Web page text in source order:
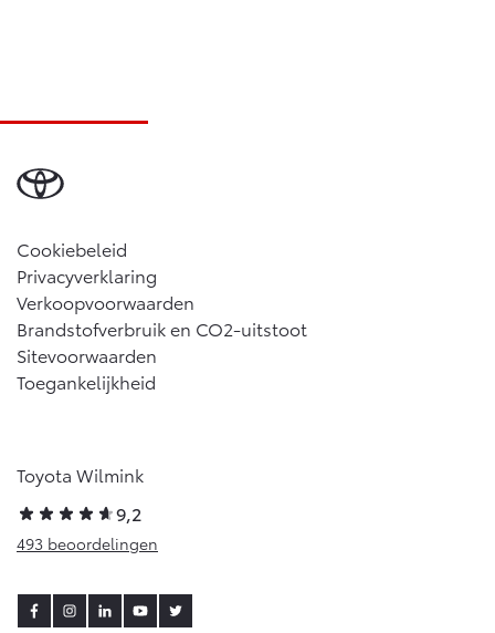
Cookiebeleid
Privacyverklaring
Verkoopvoorwaarden
Brandstofverbruik en CO2-uitstoot
Sitevoorwaarden
Toegankelijkheid
Toyota Wilmink
9,2
493 beoordelingen